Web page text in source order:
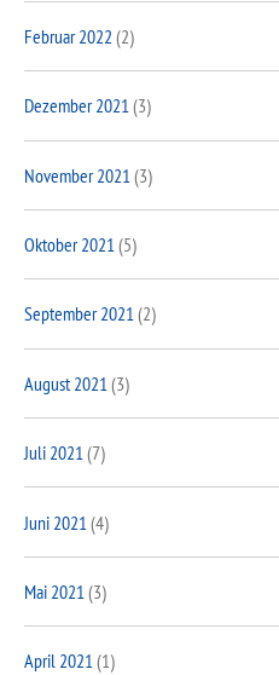
Februar 2022 (2)
Dezember 2021(3)
November 2021 (3)
Oktober 2021(5)
September 2021(2)
August 2021 (3)
Juli 2021(7)
Juni 2021 (4)
Mai 2021 (3)
April 2021(1)